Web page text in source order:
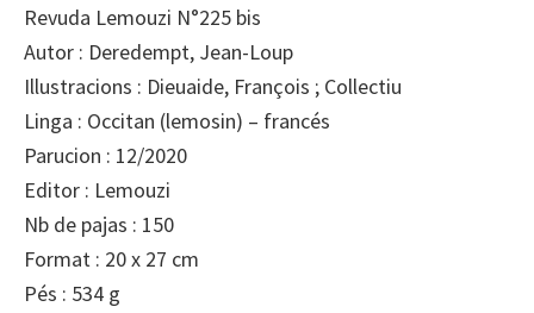
Revuda Lemouzi N°225 bis
Autor : Deredempt, Jean-Loup
Illustracions : Dieuaide, François ; Collectiu
Linga : Occitan (lemosin) – francés
Parucion : 12/2020
Editor : Lemouzi
Nb de pajas : 150
Format : 20 x 27 cm
Pés : 534 g